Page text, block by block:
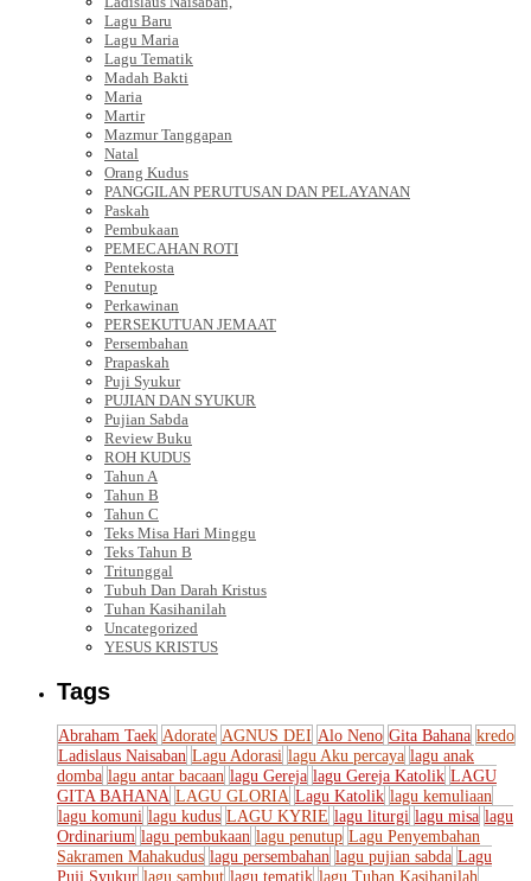
Lagu Baru
Lagu Maria
Lagu Tematik
Madah Bakti
Maria
Martir
Mazmur Tanggapan
Natal
Orang Kudus
PANGGILAN PERUTUSAN DAN PELAYANAN
Paskah
Pembukaan
PEMECAHAN ROTI
Pentekosta
Penutup
Perkawinan
PERSEKUTUAN JEMAAT
Persembahan
Prapaskah
Puji Syukur
PUJIAN DAN SYUKUR
Pujian Sabda
Review Buku
ROH KUDUS
Tahun A
Tahun B
Tahun C
Teks Misa Hari Minggu
Teks Tahun B
Tritunggal
Tubuh Dan Darah Kristus
Tuhan Kasihanilah
Uncategorized
YESUS KRISTUS
Tags
Abraham Taek Adorate AGNUS DEI Alo Neno Gita Bahana kredo
Ladislaus Naisaban Lagu Adorasi lagu Aku percaya lagu anak
domba lagu antar bacaan lagu Gereja lagu Gereja Katolik LAGU
GITA BAHANA LAGU GLORIA Lagu Katolik lagu kemuliaan
lagu komuni lagu kudus LAGU KYRIE lagu liturgi lagu misa lagu
Ordinarium lagu pembukaan lagu penutup Lagu Penyembahan
Sakramen Mahakudus lagu persembahan lagu pujian sabda Lagu
Puji Syukur lagu sambut lagu tematik lagu Tuhan Kasihanilah